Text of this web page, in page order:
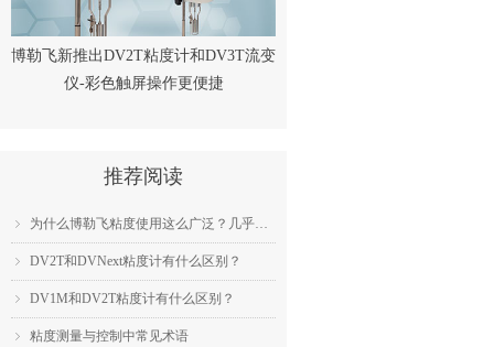
ꁇ 为什么博勒飞粘度使用这么广泛？几乎成为了行业标准？
ꁇ DV2T和DVNext粘度计有什么区别？
ꁇ DV1M和DV2T粘度计有什么区别？
ꁇ 粘度测量与控制中常见术语
推荐阅读
博勒飞新推出DV2T粘度计和DV3T流变
仪-彩色触屏操作更便捷